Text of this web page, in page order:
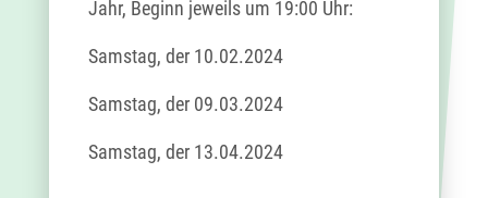
Jahr, Beginn jeweils um 19:00 Uhr:
Samstag, der 10.02.2024
Samstag, der 09.03.2024
Samstag, der 13.04.2024